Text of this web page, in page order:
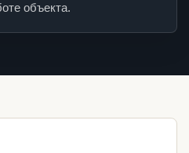
объекта.